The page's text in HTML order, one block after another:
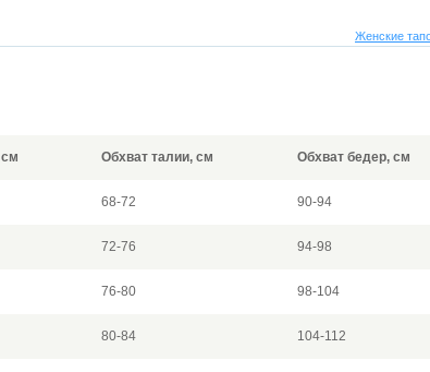
Женские
Обхват талии, см Обхват бедер, см
68-72 90-94
72-76 94-98
76-80 98-104
80-84 104-112